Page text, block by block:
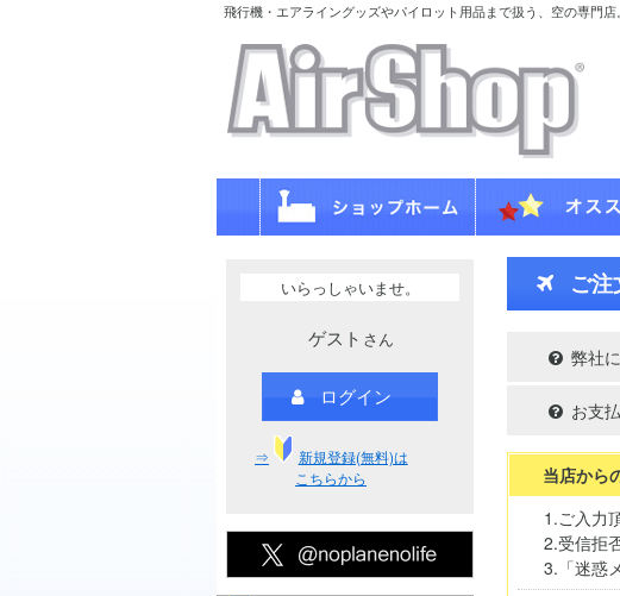
飛行機・エアライングッズやパイロット用品まで扱う、空の専門店。
いらっしゃいませ。
ゲスト さん
ログイン
⇒
新規登録(無料)は
こちらから
ご
弊社
お支
当店から
1.ご入力
2.受信拒
3.「迷惑